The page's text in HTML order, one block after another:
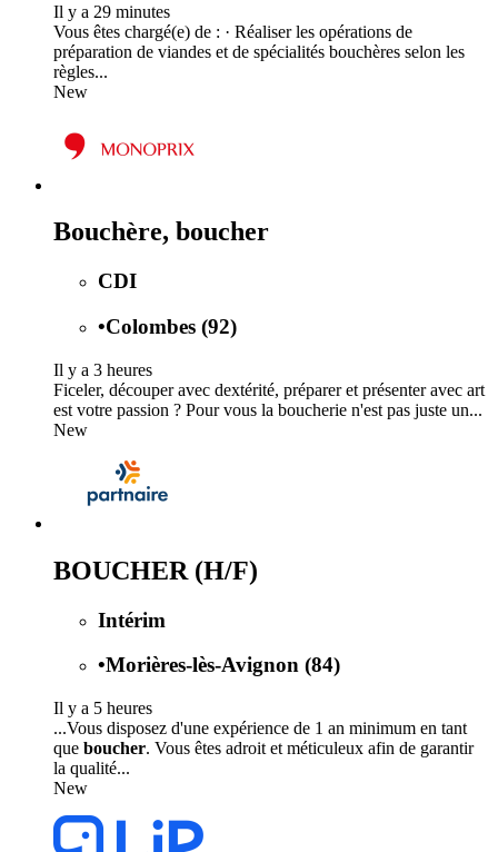
Il y a 29 minutes
Vous êtes chargé(e) de : · Réaliser les opérations de
préparation de viandes et de spécialités bouchères selon les
règles...
New
Bouchère, boucher
CDI
•Colombes (92)
Il y a 3 heures
Ficeler, découper avec dextérité, préparer et présenter avec art
est votre passion ? Pour vous la boucherie n'est pas juste un...
New
BOUCHER (H/F)
Intérim
•Morières-lès-Avignon (84)
Il y a 5 heures
...Vous disposez d'une expérience de 1 an minimum en tant
que boucher. Vous êtes adroit et méticuleux afin de garantir
la qualité...
New